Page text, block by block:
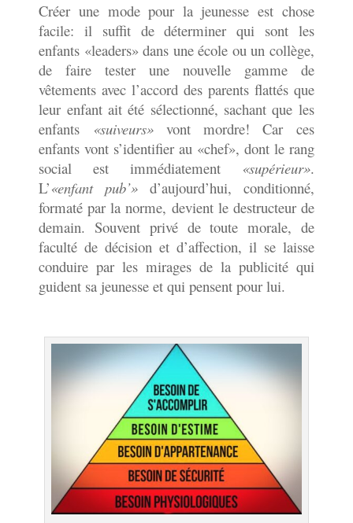
Créer une mode pour la jeunesse est chose
facile: il suffit de déterminer qui sont les
enfants «leaders» dans une école ou un collège,
de faire tester une nouvelle gamme de
vêtements avec l’accord des parents flattés que
leur enfant ait été sélectionné, sachant que les
enfants «suiveurs»vont mordre! Car ces
enfants vont s’identifier au «chef», dont le rang
social est immédiatement «supérieur».
L’«enfant pub’» d’aujourd’hui, conditionné,
formaté par la norme, devient le destructeur de
demain. Souvent privé de toute morale, de
faculté de décision et d’affection, il se laisse
conduire par les mirages de la publicité qui
guident sa jeunesse et qui pensent pour lui.